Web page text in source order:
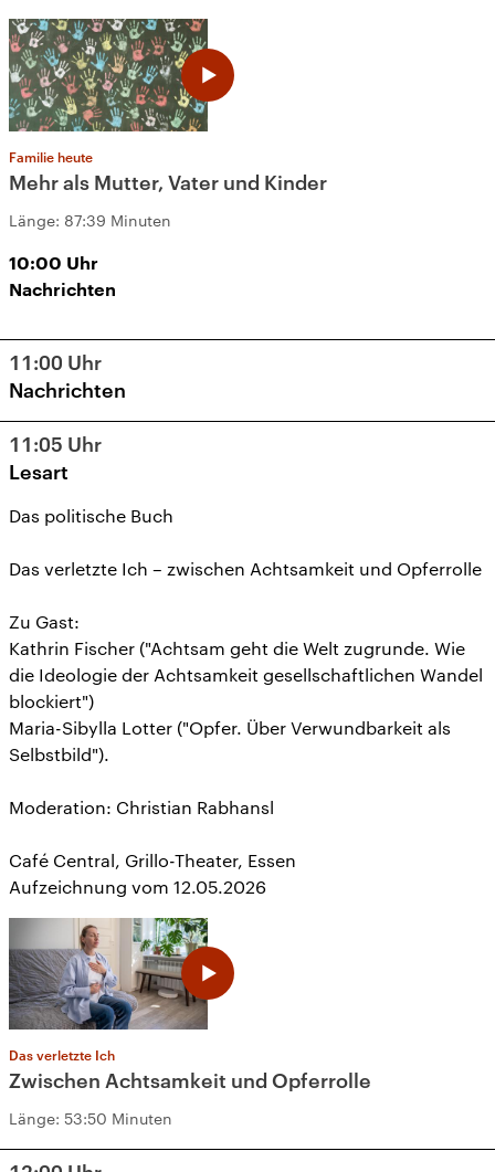
Familie heute
Mehr als Mutter, Vater und Kinder
Länge: 87:39 Minuten
10:00 Uhr
Nachrichten
11:00 Uhr
Nachrichten
11:05 Uhr
Lesart
Das politische Buch
Das verletzte Ich – zwischen Achtsamkeit und Opferrolle
Zu Gast:
Kathrin Fischer ("Achtsam geht die Welt zugrunde. Wie
die Ideologie der Achtsamkeit gesellschaftlichen Wandel
blockiert")
Maria-Sibylla Lotter ("Opfer. Über Verwundbarkeit als
Selbstbild").
Moderation: Christian Rabhansl
Café Central, Grillo-Theater, Essen
Aufzeichnung vom 12.05.2026
Das verletzte Ich
Zwischen Achtsamkeit und Opferrolle
Länge: 53:50 Minuten